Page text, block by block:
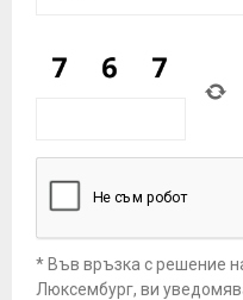
* Във връзка с решение
Люксембург, ви